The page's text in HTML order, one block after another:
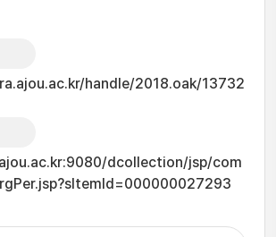
handle/2018.oak/13732
dcollection/jsp/com